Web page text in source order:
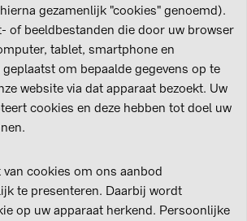
gezamenlijk "cookies" genoemd).
of beeldbestanden die door uw browser
tablet, smartphone en
om bepaalde gegevens op te
website via dat apparaat bezoekt. Uw
cookies en deze hebben tot doel uw
cookies om ons aanbod
te presenteren. Daarbij wordt
op uw apparaat herkend. Persoonlijke